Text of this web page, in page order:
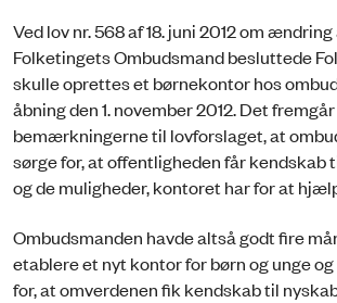
Ved lov nr. 568 af 18. juni 2012 om
Folketingets Ombudsmand besluttede
skulle oprettes et børnekontor hos
åbning den 1. november 2012. Det
bemærkningerne til lovforslaget, at
sørge for, at offentligheden får kendskab
og de muligheder, kontoret har for at
Ombudsmanden havde altså godt fire
etablere et nyt kontor for børn og unge
for, at omverdenen fik kendskab til